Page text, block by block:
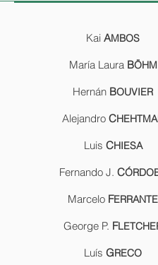
Kai AMBOS
María Laura BÖHM
Hernán BOUVIER
Alejandro C
Luis CHIESA
Fernando J. C
Marcelo FERRANTE
George P. F
Luís GRECO